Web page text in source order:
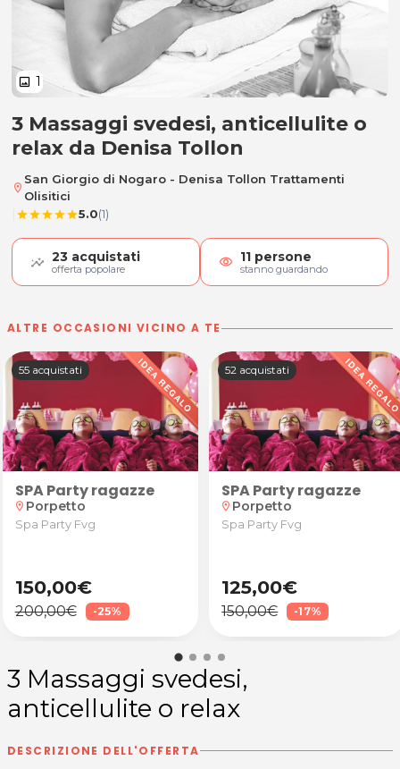
image 1
3 Massaggi svedesi, anticellulite
3 Massaggi svedesi, anticellulite o
relax da Denisa Tollon
location_on
San Giorgio di Nogaro - Denisa Tollon Trattamenti
Olisitici
starstarstarstarstar5.0(1)
23 acquistati
offerta popolare visibility 11 persone
stanno guardando
ALTRE OCCASIONI VICINO A TE
o ragazze alla Scuola Station Dance Studio &
di allungamento
55 acquistati
SPA Party ragazze
location_on Porpetto
Spa Party Fvg
150,00€
200,00€ -25%
52 acquistati
SPA Party ragazze
location_on Porpetto
Spa Party Fvg
125,00€
150,00€ -17%
3 Massaggi svedesi,
anticellulite o relax
DESCRIZIONE DELL'OFFERTA